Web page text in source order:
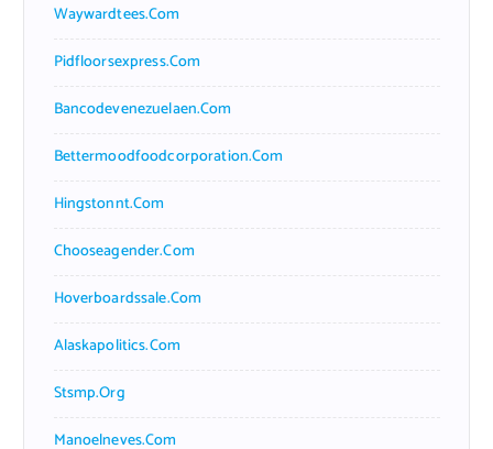
Waywardtees.com
Pidfloorsexpress.com
Bancodevenezuelaen.com
Bettermoodfoodcorporation.com
Hingstonnt.com
Chooseagender.com
Hoverboardssale.com
Alaskapolitics.com
Stsmp.org
Manoelneves.com